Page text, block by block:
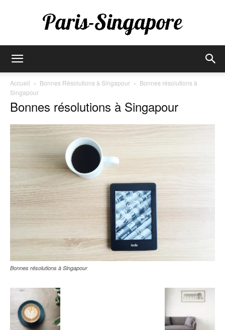
Singapore
Accueil Bonnes Résolutions à Singapour
Bonnes résolutions à
Singapour
Bonnes résolutions à Singapour
Bonnes résolutions à Singapour